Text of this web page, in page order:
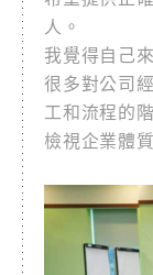
人。
我覺得自己
很多對公司
工和流程的
檢視企業體